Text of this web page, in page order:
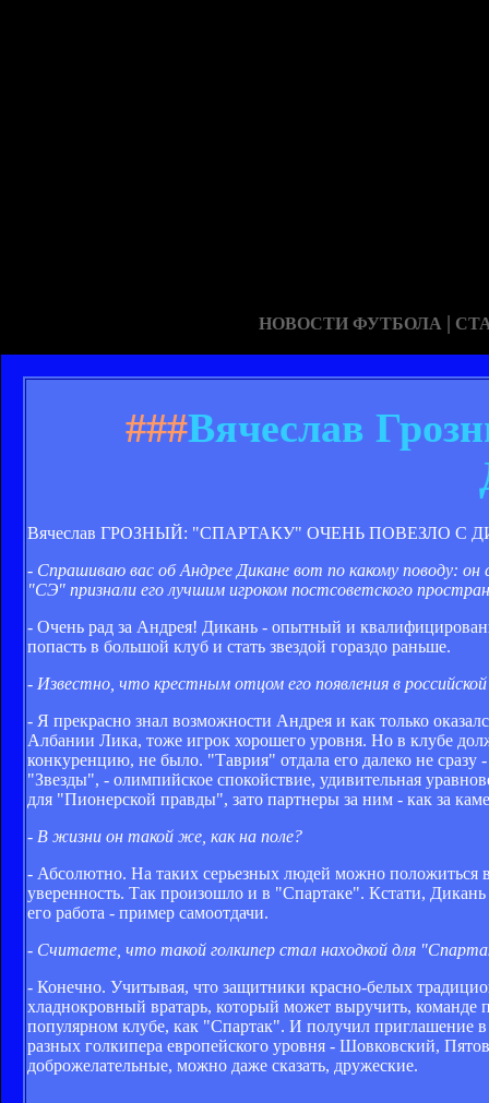
НОВОСТИ ФУТБОЛА |
###Вячеслав
Вячеслав ГРОЗНЫЙ: "СПАРТАКУ" ОЧЕНЬ ПОВЕЗЛО С
- Спрашиваю вас об Андрее Дикане вот по какому поводу:
"СЭ" признали его лучшим игроком постсоветского
- Очень рад за Андрея! Дикань - опытный и
попасть в большой клуб и стать звездой гораздо раньше.
- Известно, что крестным отцом его появления в
- Я прекрасно знал возможности Андрея и как только
Албании Лика, тоже игрок хорошего уровня. Но в клубе
конкуренцию, не было. "Таврия" отдала его далеко не
"Звезды", - олимпийское спокойствие, удивительная
для "Пионерской правды", зато партнеры за ним - как за
- В жизни он такой же, как на поле?
- Абсолютно. На таких серьезных людей можно положиться
уверенность. Так произошло и в "Спартаке". Кстати,
его работа - пример самоотдачи.
- Считаете, что такой голкипер стал находкой для
- Конечно. Учитывая, что защитники красно-белых
хладнокровный вратарь, который может выручить, команде
популярном клубе, как "Спартак". И получил приглашение
разных голкипера европейского уровня - Шовковский,
доброжелательные, можно даже сказать, дружеские.